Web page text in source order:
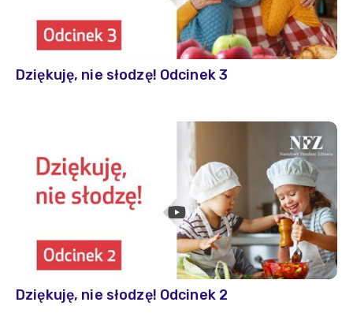
Dziękuję, nie słodzę! Odcinek 3
Dziękuję, nie słodzę! Odcinek 2